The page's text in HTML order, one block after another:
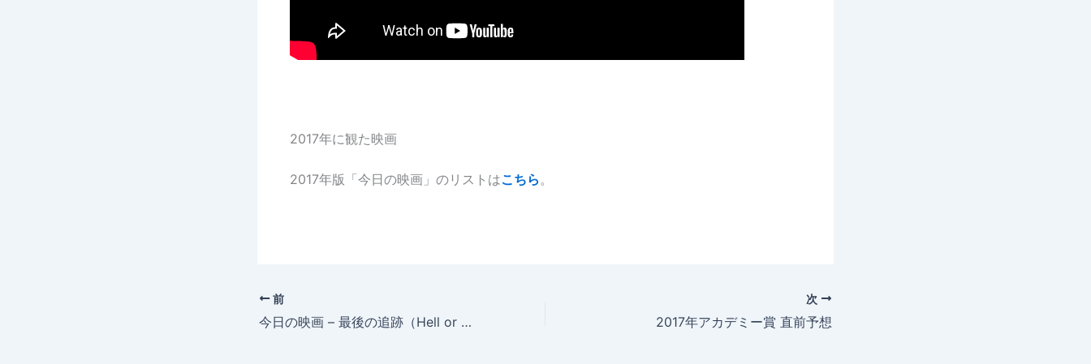
2017年に観た映画
2017年版「今日の映画」のリストはこちら。
前
今日の映画 – 最後の追跡（Hell or High Water）
次
2017年アカデミー賞 直前予想